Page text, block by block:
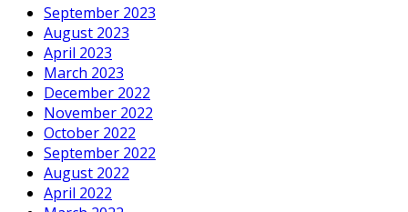
September 2023
August 2023
April 2023
March 2023
December 2022
November 2022
October 2022
September 2022
August 2022
April 2022